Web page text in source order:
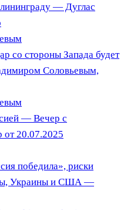
— Дуглас
со стороны Запада будет
Соловьевым,
— Вечер с
20.07.2025
победила», риски
Украины и США —